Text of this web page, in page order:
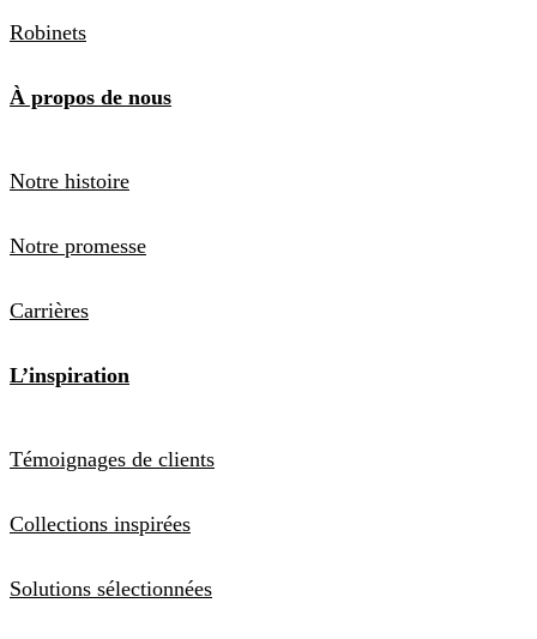
Robinets
À propos de nous
Notre histoire
Notre promesse
Carrières
L’inspiration
Témoignages de clients
Collections inspirées
Solutions sélectionnées